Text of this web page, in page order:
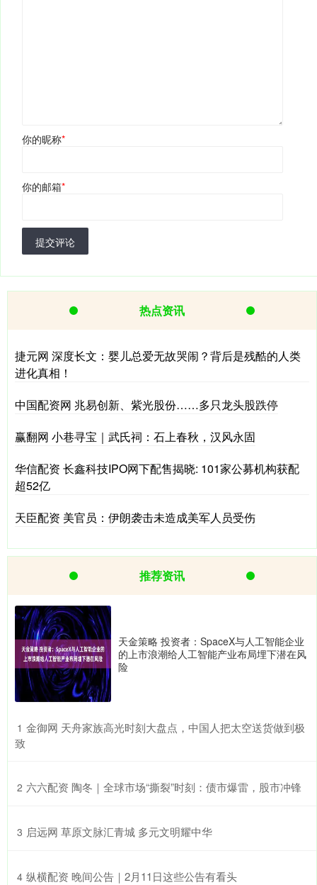
你的昵称*
你的邮箱*
提交评论
热点资讯
捷元网 深度长文：婴儿总爱无故哭闹？背后是残酷的人类
进化真相！
中国配资网 兆易创新、紫光股份……多只龙头股跌停
赢翻网 小巷寻宝｜武氏祠：石上春秋，汉风永固
华信配资 长鑫科技IPO网下配售揭晓: 101家公募机构获配
超52亿
天臣配资 美官员：伊朗袭击未造成美军人员受伤
推荐资讯
天金策略 投资者：SpaceX与人工智能企业
的上市浪潮给人工智能产业布局埋下潜在风
险
1 ​金御网 天舟家族高光时刻大盘点，中国人把太空送货做到极
致
2 ​六六配资 陶冬｜全球市场“撕裂”时刻：债市爆雷，股市冲锋
3 ​启远网 草原文脉汇青城 多元文明耀中华
4 ​纵横配资 晚间公告｜2月11日这些公告有看头